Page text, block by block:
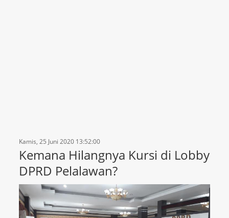
Kamis, 25 Juni 2020 13:52:00
Kemana Hilangnya Kursi di Lobby
DPRD Pelalawan?